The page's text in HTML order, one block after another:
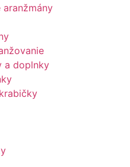
aranžmány
a doplnky